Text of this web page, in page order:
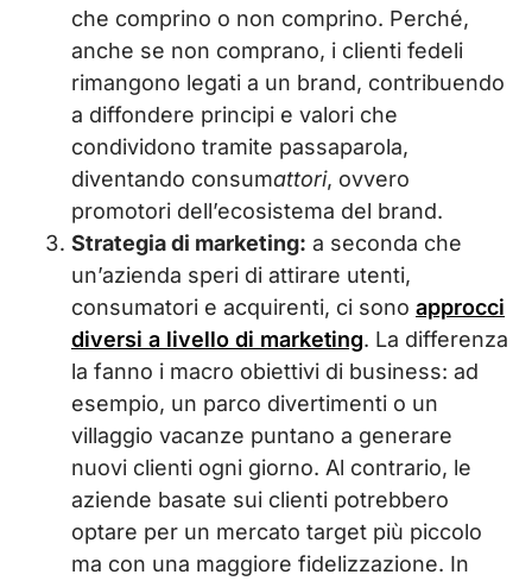
che comprino o non comprino. Perché,
anche se non comprano, i clienti fedeli
rimangono legati a un brand, contribuendo
a diffondere principi e valori che
condividono tramite passaparola,
diventando consumattori, ovvero
promotori dell’ecosistema del brand.
Strategia di marketing: a seconda che
un’azienda speri di attirare utenti,
consumatori e acquirenti, ci sono approcci
diversi a livello di marketing. La differenza
la fanno i macro obiettivi di business: ad
esempio, un parco divertimenti o un
villaggio vacanze puntano a generare
nuovi clienti ogni giorno. Al contrario, le
aziende basate sui clienti potrebbero
optare per un mercato target più piccolo
ma con una maggiore fidelizzazione. In